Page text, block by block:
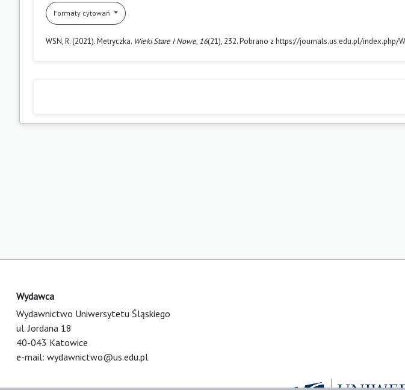
Formaty cytowań
WSN, R. (2021). Metryczka. Wieki Stare I Nowe, 16(21), 232. Pobrano z https://journals.us.edu.pl/index.php/
Wydawca
Wydawnictwo Uniwersytetu Śląskiego
ul. Jordana 18
40-043 Katowice
e-mail: wydawnictwo@us.edu.pl